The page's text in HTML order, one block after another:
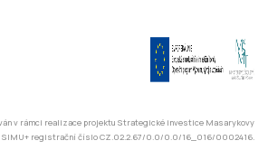
v rámci realizace projektu Strategické investice Masarykovy